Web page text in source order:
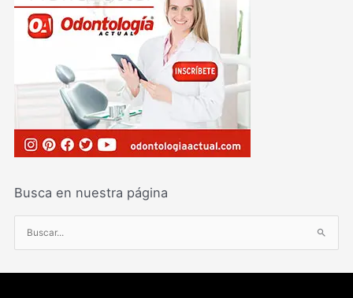
Busca en nuestra página
u
s